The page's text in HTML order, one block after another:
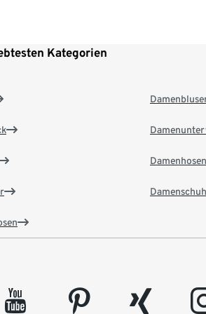
Kategorien
Damenhosen
youtube pinterest xing